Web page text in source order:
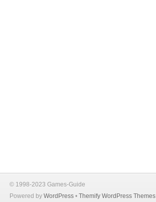
© 1998-2023 Games-Guide
Powered by WordPress • Themify WordPress Themes